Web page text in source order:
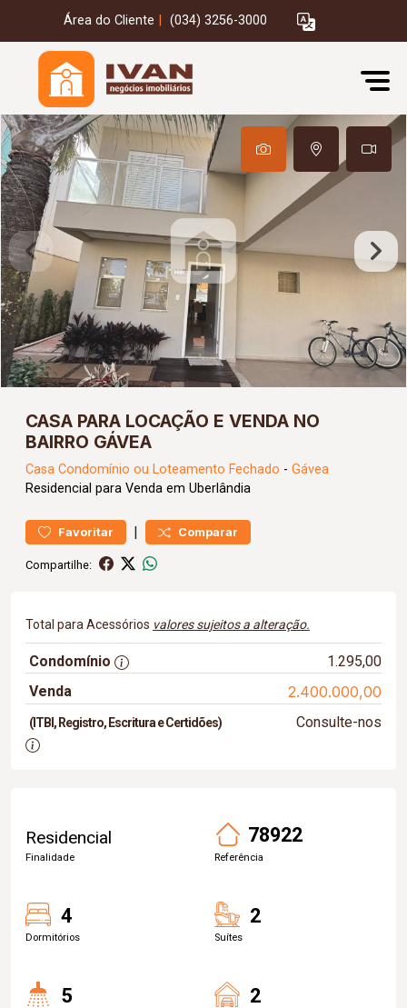
Área do Cliente (034) 3256-3000
CASA PARA LOCAÇÃO E VENDA NO
BAIRRO GÁVEA
Casa Condomínio ou Loteamento Fechado - Gávea
Residencial para Venda em Uberlândia
Favoritar | Comparar
Compartilhe:
Total para Acessórios valores sujeitos a alteração.
Condomínio
1.295,00
Venda
2.400.000,00
(ITBI, Registro, Escritura e Certidões) Consulte-nos
Residencial
Finalidade
78922
Referência
4
Dormitórios
2
Suítes
5 2